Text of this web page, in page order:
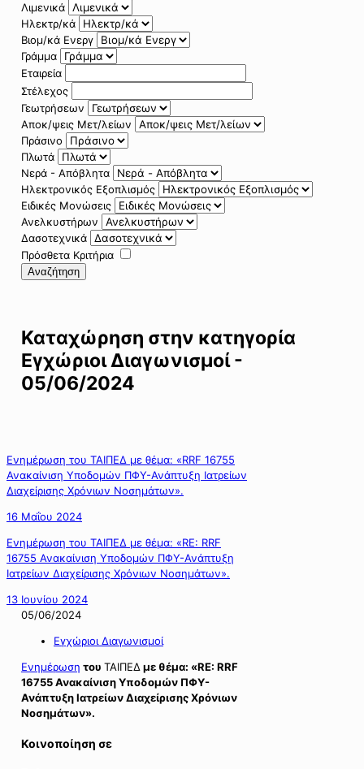
Λιμενικά
Ηλεκτρ/κά
Βιομ/κά Ενεργ
Γράμμα
Εταιρεία
Στέλεχος
Γεωτρήσεων
Αποκ/ψεις Μετ/λείων
Πράσινο
Πλωτά
Νερά - Απόβλητα
Ηλεκτρονικός Εξοπλισμός
Ειδικές Μονώσεις
Ανελκυστήρων
Δασοτεχνικά
Πρόσθετα Κριτήρια
Αναζήτηση
Καταχώρηση στην κατηγορία
Εγχώριοι Διαγωνισμοί -
05/06/2024
Ενημέρωση του ΤΑΙΠΕΔ με θέμα: «RRF 16755
Ανακαίνιση Υποδομών ΠΦΥ-Ανάπτυξη Ιατρείων
Διαχείρισης Χρόνιων Νοσημάτων».
16 Μαΐου 2024
Ενημέρωση του ΤΑΙΠΕΔ με θέμα: «RE: RRF
16755 Ανακαίνιση Υποδομών ΠΦΥ-Ανάπτυξη
Ιατρείων Διαχείρισης Χρόνιων Νοσημάτων».
13 Ιουνίου 2024
05/06/2024
Εγχώριοι Διαγωνισμοί
Ενημέρωση του ΤΑΙΠΕΔ με θέμα: «RE: RRF
16755 Ανακαίνιση Υποδομών ΠΦΥ-
Ανάπτυξη Ιατρείων Διαχείρισης Χρόνιων
Νοσημάτων».
Κοινοποίηση σε